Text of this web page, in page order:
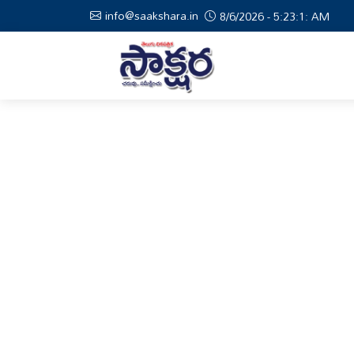
info@saakshara.in 8/6/2026 - 5:23:2: AM